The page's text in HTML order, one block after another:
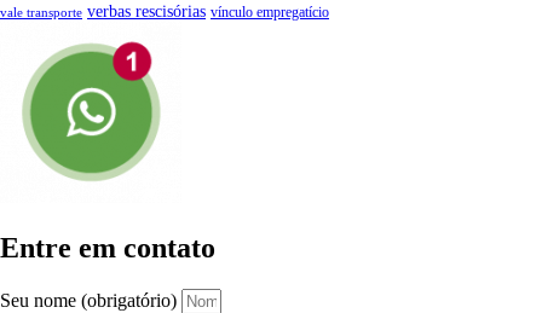
vale transporte verbas rescisórias vínculo empregatício
Entre em contato
Seu nome (obrigatório)